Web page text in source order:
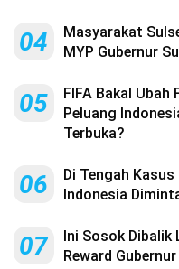
04
Masyarakat
MYP Gubernur
05
FIFA Bakal
Peluang
Terbuka?
06
Di Tengah
Indonesia
07
Ini Sosok Dibalik
Reward Gubernur